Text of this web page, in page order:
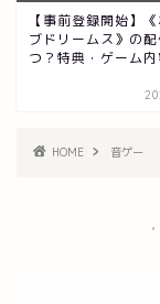
【事前登録開始】
ブドリームス》の
つ？特典・ゲーム
HOME 音ゲー